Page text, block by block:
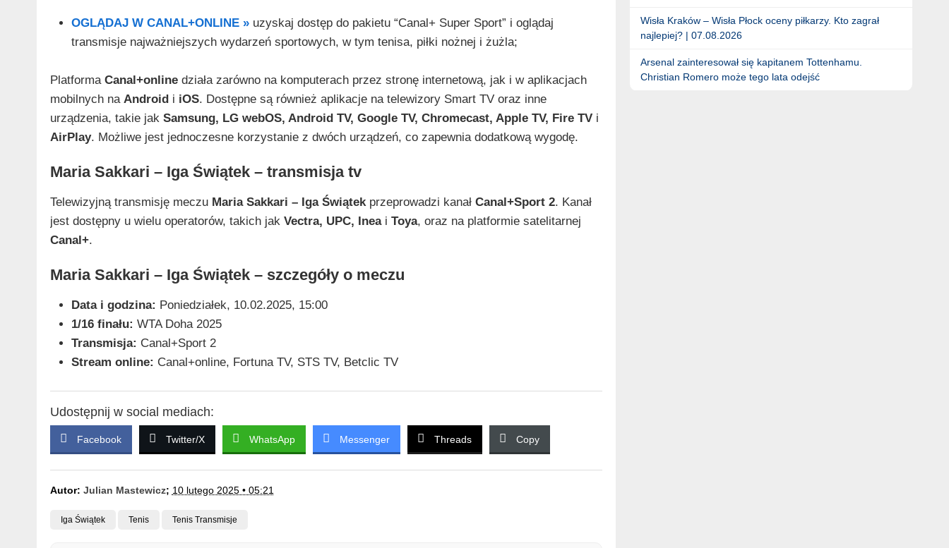
OGLĄDAJ W CANAL+ONLINE »uzyskaj dostęp do pakietu “Canal+ Super Sport” i oglądaj
transmisje najważniejszych wydarzeń sportowych, w tym tenisa, piłki nożnej i żużla;
Platforma Canal+onlinedziała zarówno na komputerach przez stronę internetową, jak i w aplikacjach
mobilnych na Androidi iOS. Dostępne są również aplikacje na telewizory Smart TV oraz inne
urządzenia, takie jak Samsung, LG webOS, Android TV, Google TV, Chromecast, Apple TV, Fire TVi
AirPlay. Możliwe jest jednoczesne korzystanie z dwóch urządzeń, co zapewnia dodatkową wygodę.
Maria Sakkari – Iga Świątek – transmisja tv
Telewizyjną transmisję meczu Maria Sakkari – Iga Świątekprzeprowadzi kanał Canal+Sport 2. Kanał
jest dostępny u wielu operatorów, takich jak Vectra, UPC, Ineai Toya, oraz na platformie satelitarnej
Canal+.
Maria Sakkari – Iga Świątek – szczegóły o meczu
Data i godzina: Poniedziałek, 10.02.2025, 15:00
1/16 finału: WTA Doha 2025
Transmisja: Canal+Sport 2
Stream online: Canal+online, Fortuna TV, STS TV, Betclic TV
Udostępnij w social mediach:
Facebook Twitter/X WhatsApp Messenger Threads Copy
Autor: Julian Mastewicz; 10 lutego 2025 • 05:21
Iga Świątek Tenis Tenis Transmisje
Wisła Kraków – Wisła Płock oceny piłkarzy. Kto zagrał
najlepiej? | 07.08.2026
Arsenal zainteresował się kapitanem Tottenhamu.
Christian Romero może tego lata odejść